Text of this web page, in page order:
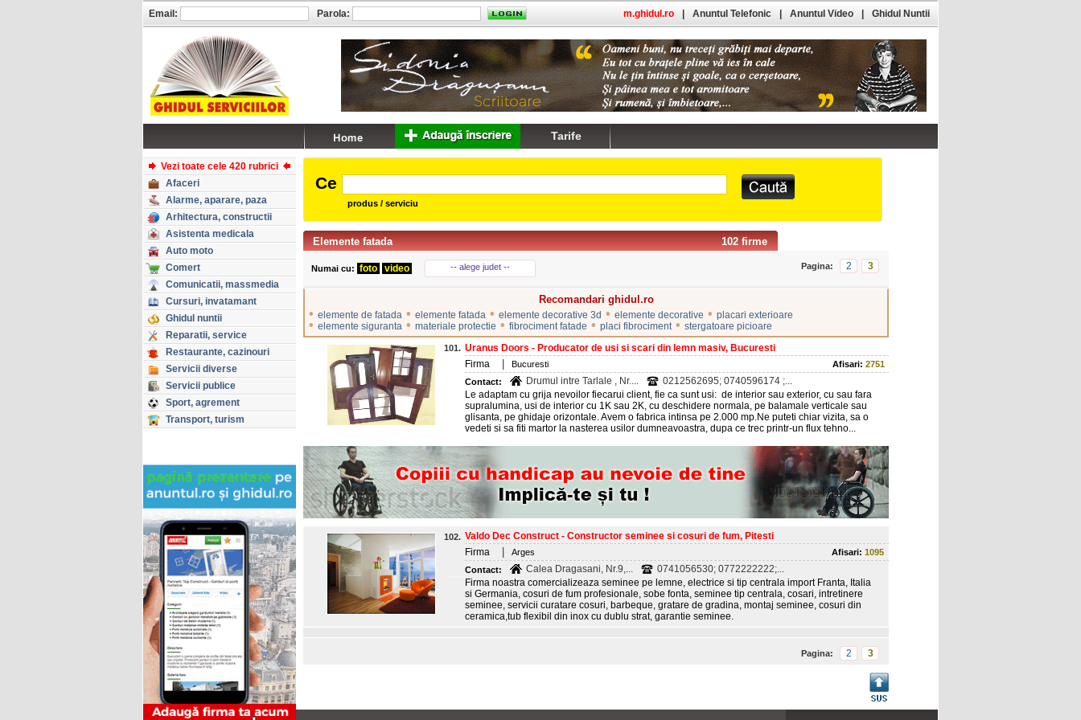
Vezi toate cele 420 rubrici
Afaceri
Alarme, aparare, paza
Arhitectura, constructii
Asistenta medicala
Auto moto
Comert
Comunicatii, massmedia
Cursuri, invatamant
Ghidul nuntii
Reparatii, service
Restaurante, cazinouri
Servicii diverse
Servicii publice
Sport, agrement
Transport, turism
Ce
produs / serviciu
102 firme
Elemente fatada
Numai cu: foto video -- alege judet -- Pagina: 2 3
Recomandari ghidul.ro
• elemente de fatada • elemente fatada • elemente decorative 3d • elemente decorative • placari exterioare
• elemente siguranta • materiale protectie • fibrociment fatade • placi fibrociment • stergatoare picioare
101. Uranus Doors - Producator de usi si scari din lemn masiv, Bucuresti
Firma
Bucuresti Afisari: 2751
Contact:
Drumul intre Tarlale , Nr....
0212562695; 0740596174 ;...
Le adaptam cu grija nevoilor fiecarui client, fie ca sunt usi: de interior sau exterior, cu sau fara
supralumina, usi de interior cu 1K sau 2K, cu deschidere normala, pe balamale verticale sau
glisanta, pe ghidaje orizontale. Avem o fabrica intinsa pe 2.000 mp.Ne puteti chiar vizita, sa o
vedeti si sa fiti martor la nasterea usilor dumneavoastra, dupa ce trec printr-un flux tehno...
102. Valdo Dec Construct - Constructor seminee si cosuri de fum, Pitesti
Firma
Arges Afisari: 1095
Contact:
Calea Dragasani, Nr.9,...
0741056530; 0772222222;...
Firma noastra comercializeaza seminee pe lemne, electrice si tip centrala import Franta, Italia
si Germania, cosuri de fum profesionale, sobe fonta, seminee tip centrala, cosari, intretinere
seminee, servicii curatare cosuri, barbeque, gratare de gradina, montaj seminee, cosuri din
ceramica,tub flexibil din inox cu dublu strat, garantie seminee.
Pagina: 2 3
Email: Parola: m.ghidul.ro Anuntul Telefonic Anuntul Video Ghidul Nuntii
Tarife